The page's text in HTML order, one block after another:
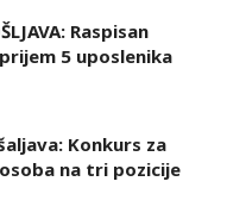
Raspisan
5 uposlenika
Konkurs za
na tri pozicije